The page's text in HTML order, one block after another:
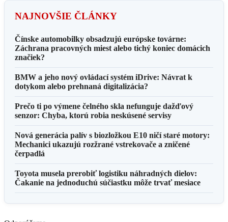
NAJNOVŠIE ČLÁNKY
Čínske automobilky obsadzujú európske továrne:
Záchrana pracovných miest alebo tichý koniec domácich
značiek?
BMW a jeho nový ovládací systém iDrive: Návrat k
dotykom alebo prehnaná digitalizácia?
Prečo ti po výmene čelného skla nefunguje dažďový
senzor: Chyba, ktorú robia neskúsené servisy
Nová generácia palív s biozložkou E10 ničí staré motory:
Mechanici ukazujú rozžrané vstrekovače a zničené
čerpadlá
Toyota musela prerobiť logistiku náhradných dielov:
Čakanie na jednoduchú súčiastku môže trvať mesiace